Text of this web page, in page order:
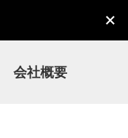
会社概要